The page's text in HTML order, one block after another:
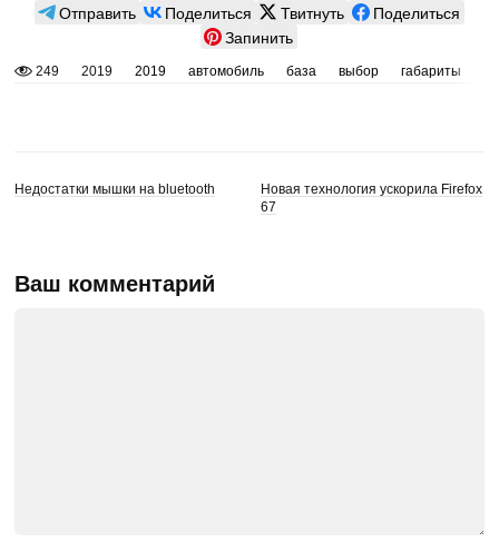
Отправить Поделиться Твитнуть
Поделиться
Запинить
249 2019 2019 автомобиль база выбор габариты
Недостатки мышки на bluetooth
Новая технология ускорила Firefox
67
Ваш комментарий